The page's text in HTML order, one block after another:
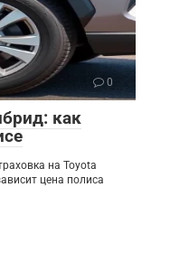
0
как
на Toyota
цена полиса